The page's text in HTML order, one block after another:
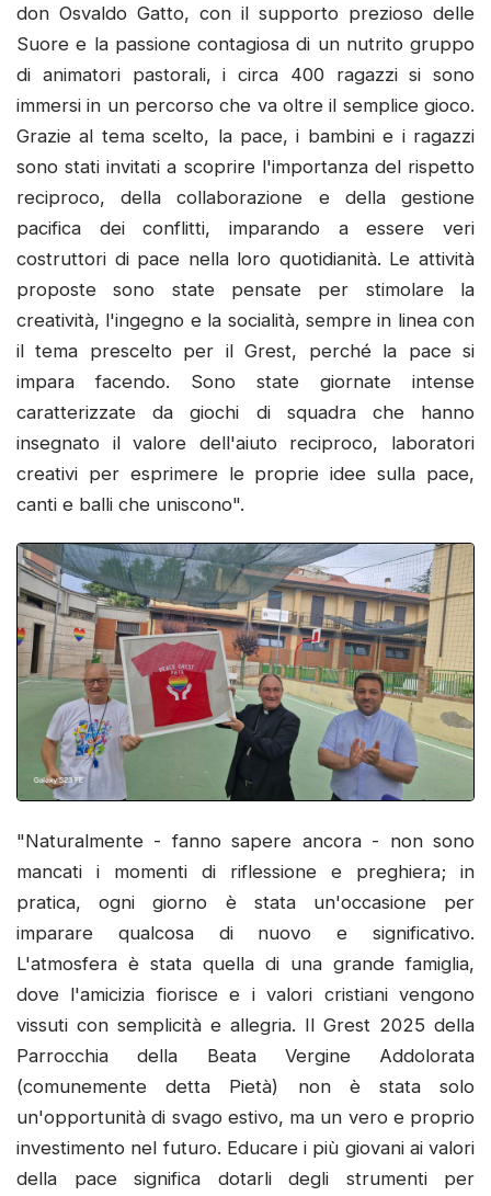
don Osvaldo Gatto, con il supporto prezioso delle
Suore e la passione contagiosa di un nutrito gruppo
di animatori pastorali, i circa 400 ragazzi si sono
immersi in un percorso che va oltre il semplice gioco.
Grazie al tema scelto, la pace, i bambini e i ragazzi
sono stati invitati a scoprire l'importanza del rispetto
reciproco, della collaborazione e della gestione
pacifica dei conflitti, imparando a essere veri
costruttori di pace nella loro quotidianità. Le attività
proposte sono state pensate per stimolare la
creatività, l'ingegno e la socialità, sempre in linea con
il tema prescelto per il Grest, perché la pace si
impara facendo. Sono state giornate intense
caratterizzate da giochi di squadra che hanno
insegnato il valore dell'aiuto reciproco, laboratori
creativi per esprimere le proprie idee sulla pace,
canti e balli che uniscono".
"Naturalmente - fanno sapere ancora - non sono
mancati i momenti di riflessione e preghiera; in
pratica, ogni giorno è stata un'occasione per
imparare qualcosa di nuovo e significativo.
L'atmosfera è stata quella di una grande famiglia,
dove l'amicizia fiorisce e i valori cristiani vengono
vissuti con semplicità e allegria. Il Grest 2025 della
Parrocchia della Beata Vergine Addolorata
(comunemente detta Pietà) non è stata solo
un'opportunità di svago estivo, ma un vero e proprio
investimento nel futuro. Educare i più giovani ai valori
della pace significa dotarli degli strumenti per